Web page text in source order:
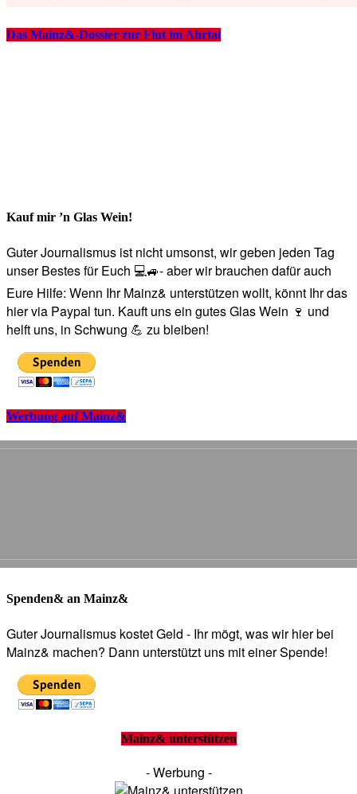
Das Mainz&-Dossier zur Flut im Ahrtal
Kauf mir ’n Glas Wein!
Guter Journalismus ist nicht umsonst, wir geben jeden Tag
unser Bestes für Euch 💻🚙- aber wir brauchen dafür auch
Eure Hilfe: Wenn Ihr Mainz& unterstützen wollt, könnt Ihr das
hier via Paypal tun. Kauft uns ein gutes Glas Wein 🍷 und
helft uns, in Schwung 💪 zu bleiben!
Werbung auf Mainz&
Spenden& an Mainz&
Guter Journalismus kostet Geld - Ihr mögt, was wir hier bei
Mainz& machen? Dann unterstützt uns mit einer Spende!
Mainz& unterstützen
- Werbung -